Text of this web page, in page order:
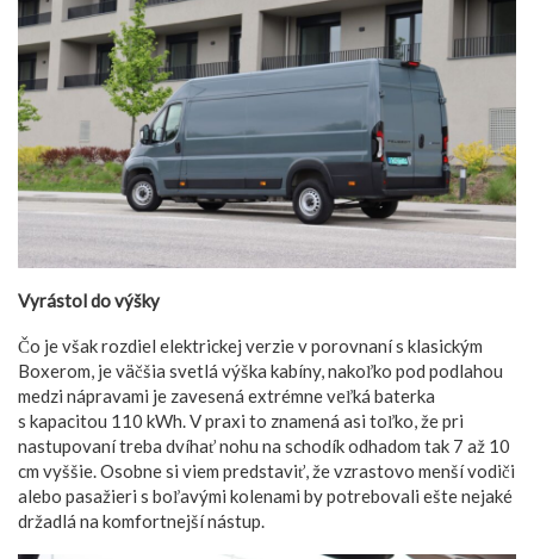
Vyrástol do výšky
Čo je však rozdiel elektrickej verzie v porovnaní s klasickým
Boxerom, je väčšia svetlá výška kabíny, nakoľko pod podlahou
medzi nápravami je zavesená extrémne veľká baterka
s kapacitou 110 kWh. V praxi to znamená asi toľko, že pri
nastupovaní treba dvíhať nohu na schodík odhadom tak 7 až 10
cm vyššie. Osobne si viem predstaviť, že vzrastovo menší vodiči
alebo pasažieri s boľavými kolenami by potrebovali ešte nejaké
držadlá na komfortnejší nástup.